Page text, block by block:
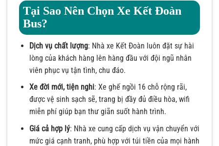
Tại Sao Nên Chọn Xe Kết Đoàn
Bus?
Dịch vụ chất lượng: Nhà xe Kết Đoàn luôn đặt sự hài
lòng của khách hàng lên hàng đầu với đội ngũ nhân
viên phục vụ tận tình, chu đáo.
Xe đời mới, tiện nghi: Xe ghế ngồi 16 chỗ rộng rãi,
được vệ sinh sạch sẽ, trang bị đầy đủ điều hòa, wifi
miễn phí giúp bạn thư giãn suốt hành trình.
Giá cả hợp lý: Nhà xe cung cấp dịch vụ vận chuyển với
mức giá cạnh tranh, phù hợp với túi tiền của mọi hành